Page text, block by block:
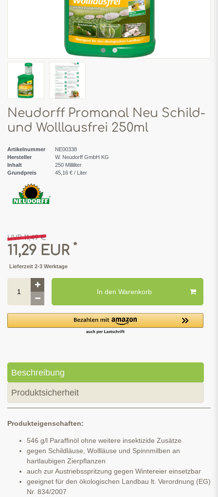
Neudorff Promanal Neu Schild-
und Wolllausfrei 250ml
Artikelnummer
NE00338
Hersteller
W. Neudorff GmbH KG
Inhalt
250 Milliliter
Grundpreis
45,16 € / Liter
UVP 11,49 €
11,29 EUR *
Lieferzeit 2-3 Werktage
In den Warenkorb
Beschreibung
Produktsicherheit
Produkteigenschaften:
546 g/l Paraffinöl ohne weitere insektizide Zusätze
gegen Schildläuse, Wollläuse und Spinnmilben an
hartlaubigen Zierpflanzen
auch zur Austriebsspritzung gegen Wintereier einsetzbar
geeignet für den ökologischen Landbau lt. Verordnung (EG)
Nr. 834/2007